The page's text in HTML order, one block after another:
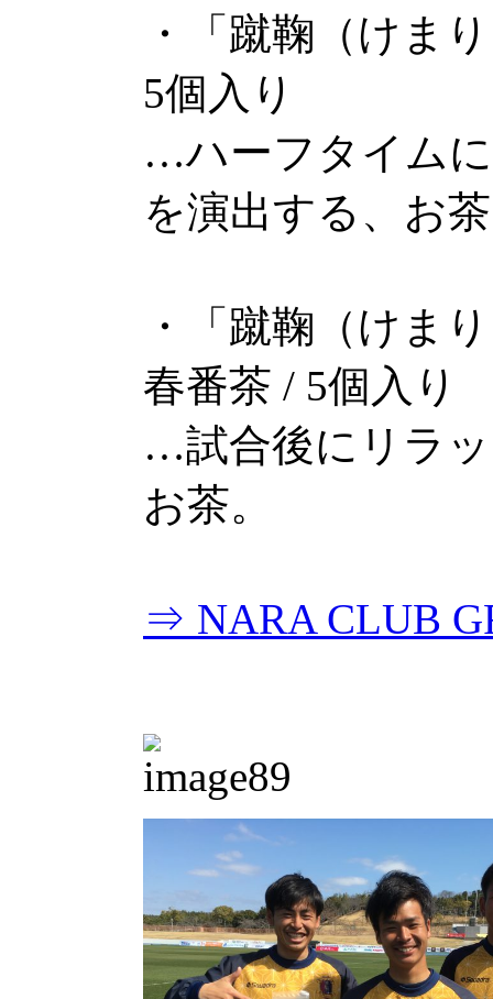
・「蹴鞠（けま
5個入り
…ハーフタイム
を演出する、お
・「蹴鞠（けま
春番茶 / 5個入り
…試合後にリラ
お茶。
⇒ NARA CLUB